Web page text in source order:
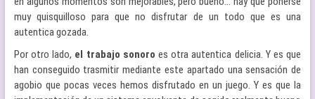
muy quisquilloso para que no disfrutar de un todo que es una
autentica gozada.
Por otro lado, el trabajo sonoro es otra autentica delicia. Y es que
han conseguido trasmitir mediante este apartado una sensación de
agobio que pocas veces hemos disfrutado en un juego. Y es que la